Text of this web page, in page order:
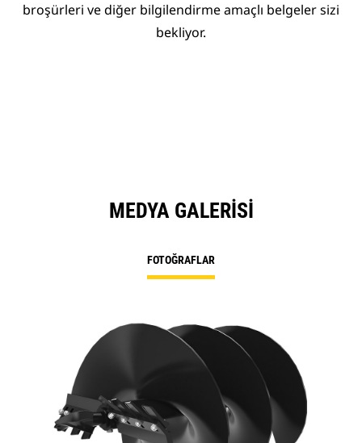
broşürleri ve diğer bilgilendirme amaçlı belgeler sizi
bekliyor.
MEDYA GALERISI
FOTOĞRAFLAR